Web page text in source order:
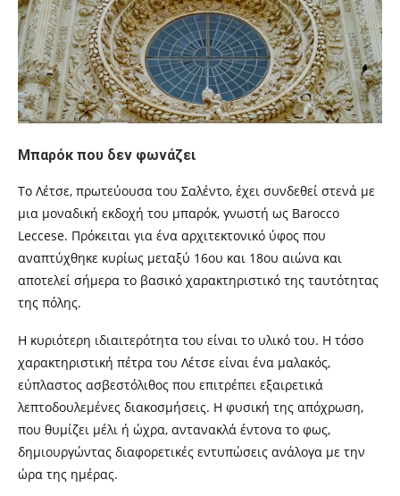
Μπαρόκ που δεν φωνάζει
Το Λέτσε, πρωτεύουσα του Σαλέντο, έχει συνδεθεί στενά με
μια μοναδική εκδοχή του μπαρόκ, γνωστή ως Barocco
Leccese. Πρόκειται για ένα αρχιτεκτονικό ύφος που
αναπτύχθηκε κυρίως μεταξύ 16ου και 18ου αιώνα και
αποτελεί σήμερα το βασικό χαρακτηριστικό της ταυτότητας
της πόλης.
Η κυριότερη ιδιαιτερότητα του είναι το υλικό του. Η τόσο
χαρακτηριστική πέτρα του Λέτσε είναι ένα μαλακός,
εύπλαστος ασβεστόλιθος που επιτρέπει εξαιρετικά
λεπτοδουλεμένες διακοσμήσεις. Η φυσική της απόχρωση,
που θυμίζει μέλι ή ώχρα, αντανακλά έντονα το φως,
δημιουργώντας διαφορετικές εντυπώσεις ανάλογα με την
ώρα της ημέρας.